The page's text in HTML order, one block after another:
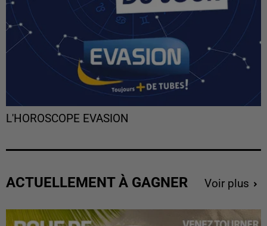
L'HOROSCOPE EVASION
ACTUELLEMENT À GAGNER Voir plus